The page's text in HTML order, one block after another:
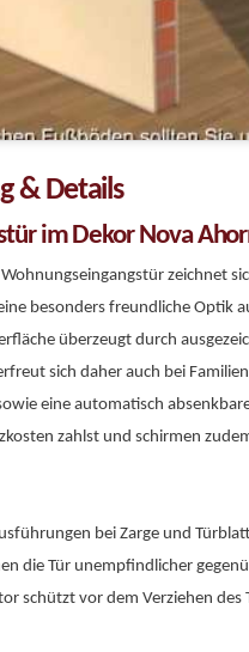
& Details
im Dekor Nova
zeichnet
besonders freundliche Optik
überzeugt durch
sich daher auch bei
eine automatisch
zahlst und schirmen
bei Zarge und
die Tür unempfindlicher
schützt vor dem Verziehen des